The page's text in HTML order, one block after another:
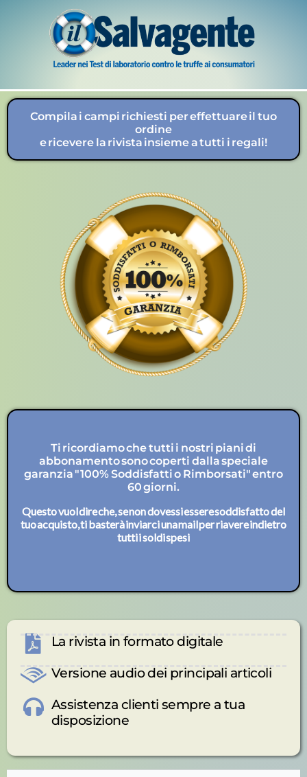
Compila i campi richiesti per effettuare il tuo
ordine
e ricevere la rivista insieme a tutti i regali!
Ti ricordiamo che tutti i nostri piani di
abbonamento sono coperti dalla speciale
garanzia "100% Soddisfatti o Rimborsati" entro
60 giorni.
Questo vuol dire che, se non dovessi essere soddisfatto del
tuo acquisto, ti basterà inviarci una mail per riavere indietro
tutti i soldi spesi
La rivista in formato digitale
Versione audio dei principali articoli
Assistenza clienti sempre a tua
disposizione